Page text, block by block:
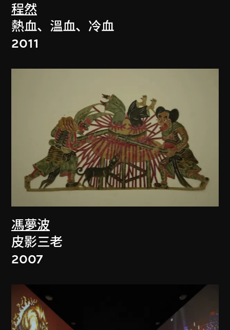
程然
熱血、溫血、冷血
2011
馮夢波
皮影三老
2007